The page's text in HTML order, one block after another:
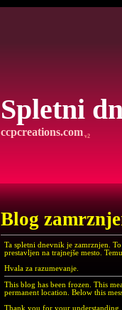
Spletni
ccpcreations.com v2
Blog
Ta spletni dnevnik je zamrznjen.
prestavljen na trajnejše mesto.
Hvala za razumevanje.
This blog has been frozen. This
permanent location. Below this
Thank you for your understanding.